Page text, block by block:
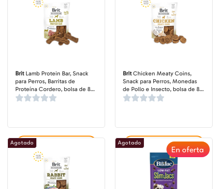
BritLamb Protein Bar, Snack
para Perros, Barritas de
Proteína Cordero, bolsa de 80-
200 gr
Agregar al carrito
BritChicken Meaty Coins,
Snack para Perros, Monedas
de Pollo e Insecto, bolsa de 80
gr
Agregar al carrito
Agotado Agotado
En oferta